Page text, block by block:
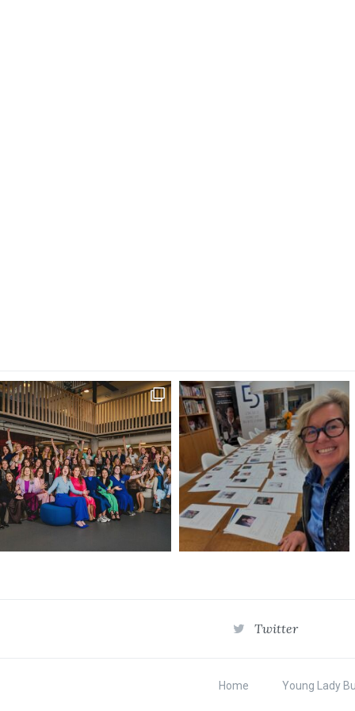
Twitter
Home Young Lady